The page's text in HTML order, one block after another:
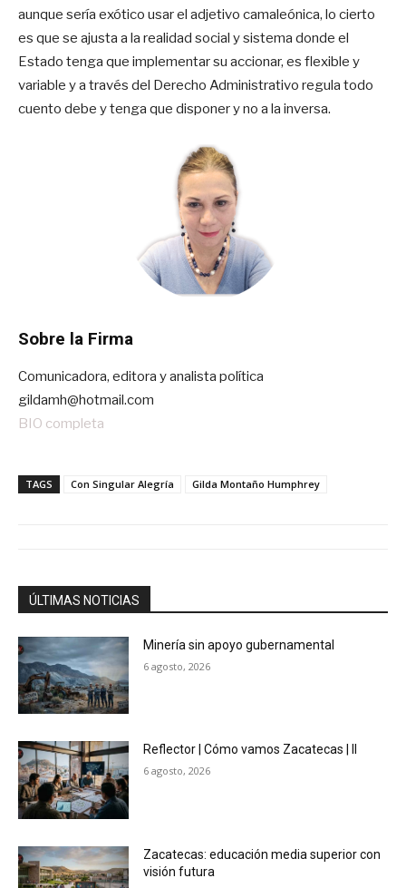
aunque sería exótico usar el adjetivo camaleónica, lo cierto
es que se ajusta a la realidad social y sistema donde el
Estado tenga que implementar su accionar, es flexible y
variable y a través del Derecho Administrativo regula todo
cuento debe y tenga que disponer y no a la inversa.
Sobre la Firma
Comunicadora, editora y analista política
gildamh@hotmail.com
BIO completa
TAGS Con Singular Alegría Gilda Montaño Humphrey
ÚLTIMAS NOTICIAS
Minería sin apoyo gubernamental
6 agosto, 2026
Reflector | Cómo vamos Zacatecas | II
6 agosto, 2026
Zacatecas: educación media superior con
visión futura